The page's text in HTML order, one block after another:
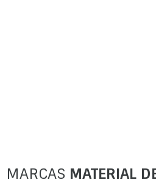
MARCAS MATERIAL